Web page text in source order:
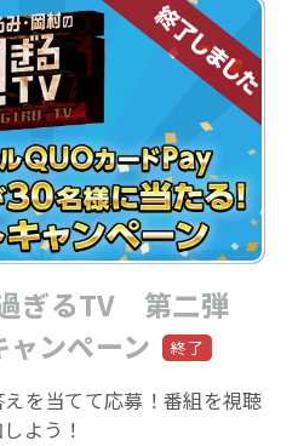
ぎるTV 第二弾
ンペーン
えを当てて応募！番組を視聴
よう！